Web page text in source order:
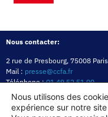
Nous contacter:
2 rue de Presbourg, 75008 Paris
Mail : presse@ccfa.fr
Téléphone :01 49 52 51 00
Réseau :
LinkedIn
Nous utilisons des
expérience sur notre site